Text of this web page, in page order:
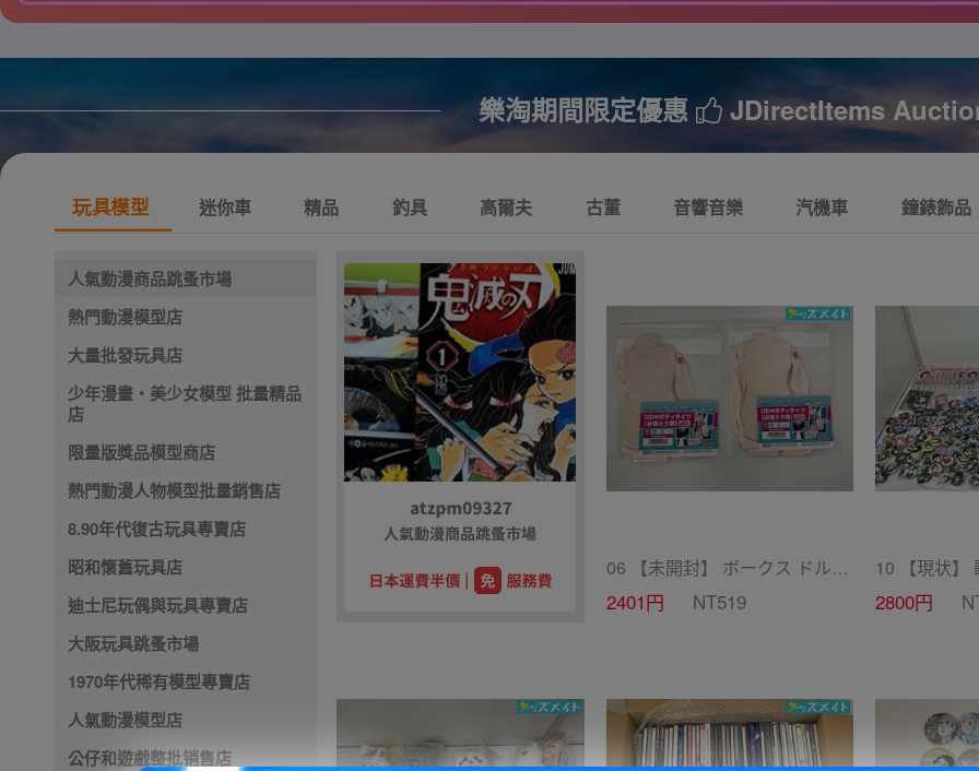
樂淘期間限定優惠 JDirectItems
玩具模型 迷你車 精品 釣具 高爾夫 古董 音響音樂 汽機車 鐘錶飾品
人氣動漫商品跳蚤市場
熱門動漫模型店
大量批發玩具店
少年漫畫・美少女模型 批量精品
店
限量版獎品模型商店
熱門動漫人物模型批量銷售店
8.90年代復古玩具專賣店
昭和懷舊玩具店
迪士尼玩偶與玩具專賣店
大阪玩具跳蚤市場
1970年代稀有模型專賣店
人氣動漫模型店
公仔和遊戲整批销售店
06 【未開封】 ボークス ドルフィードリーム ドール衣装 DD用ボディタイツ セミホワイトカラー 初音ミク 2点 A /ドール
2401円 NT519 2800円